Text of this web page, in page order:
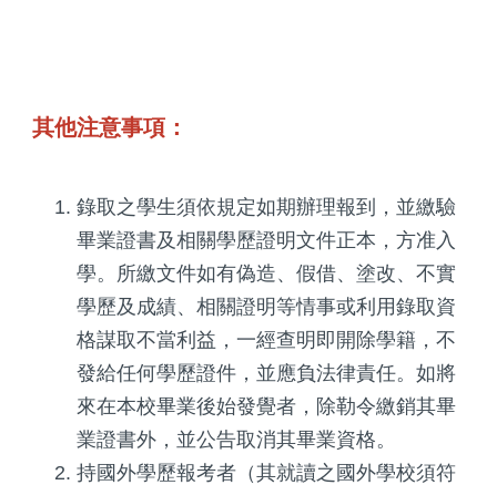
其他注意事項：
錄取之學生須依規定如期辦理報到，並繳驗
畢業證書及相關學歷證明文件正本，方准入
學。所繳文件如有偽造、假借、塗改、不實
學歷及成績、相關證明等情事或利用錄取資
格謀取不當利益，一經查明即開除學籍，不
發給任何學歷證件，並應負法律責任。如將
來在本校畢業後始發覺者，除勒令繳銷其畢
業證書外，並公告取消其畢業資格。
持國外學歷報考者（其就讀之國外學校須符